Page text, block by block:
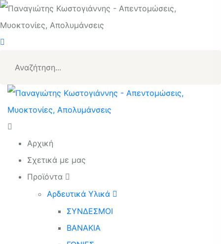
Αρχική
Σχετικά με μας
Προϊόντα
Αρδευτικά Υλικά
ΣΥΝΔΕΣΜΟΙ
ΒΑΝΑΚΙΑ